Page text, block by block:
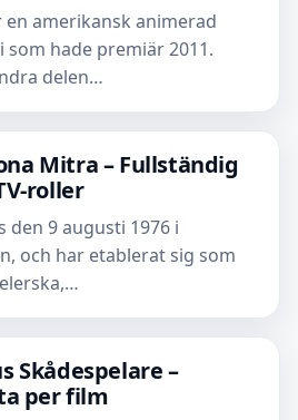
en amerikansk animerad
hade premiär 2011.
delen…
Mitra – Fullständig
roller
den 9 augusti 1976 i
och har etablerat sig som
Skådespelare –
per film